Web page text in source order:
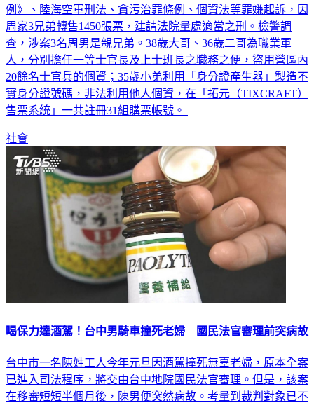
例》、陸海空軍刑法、貪污治罪條例、個資法等罪嫌起訴，因
周家3兄弟轉售1450張票，建請法院量處適當之刑。檢警調
查，涉案3名周男是親兄弟。38歲大哥、36歲二哥為職業軍
人，分別擔任一等士官長及上士班長之職務之便，盜用營區內
20餘名士官兵的個資；35歲小弟利用「身分證產生器」製造不
實身分證號碼，非法利用他人個資，在「拓元（TIXCRAFT）
售票系統」一共註冊31組購票帳號。
社會
喝保力達酒駕！台中男騎車撞死老婦 國民法官審理前突病故
台中市一名陳姓工人今年元旦因酒駕撞死無辜老婦，原本全案
已進入司法程序，將交由台中地院國民法官審理。但是，該案
在移審短短半個月後，陳男便突然病故。考量到裁判對象已不